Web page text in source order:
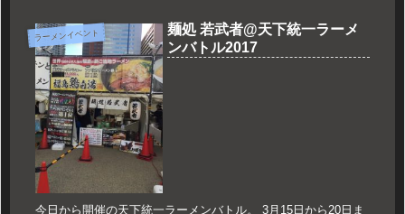
ラーメンイベント
麺処 若武者@天下統一ラーメ
ンバトル2017
今日から開催の天下統一ラーメンバトル。 3月15日から20日ま